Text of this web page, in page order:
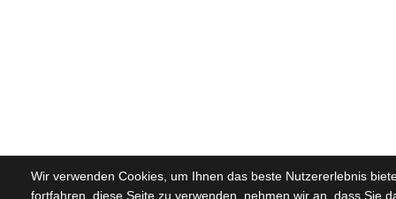
Wir verwenden Cookies, um Ihnen das beste Nutzererlebnis
fortfahren, diese Seite zu verwenden, nehmen wir an, dass Sie